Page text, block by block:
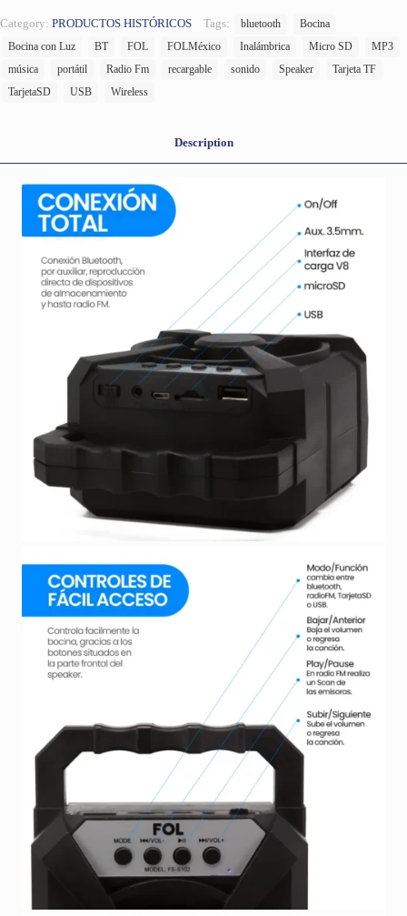
Category: PRODUCTOS HISTÓRICOS Tags: bluetooth
Bocina
Bocina con Luz
BT FOL FOLMéxico Inalámbrica Micro SD
MP3
música
portátil Radio Fm recargable sonido Speaker
Tarjeta TF
TarjetaSD
USB Wireless
Description